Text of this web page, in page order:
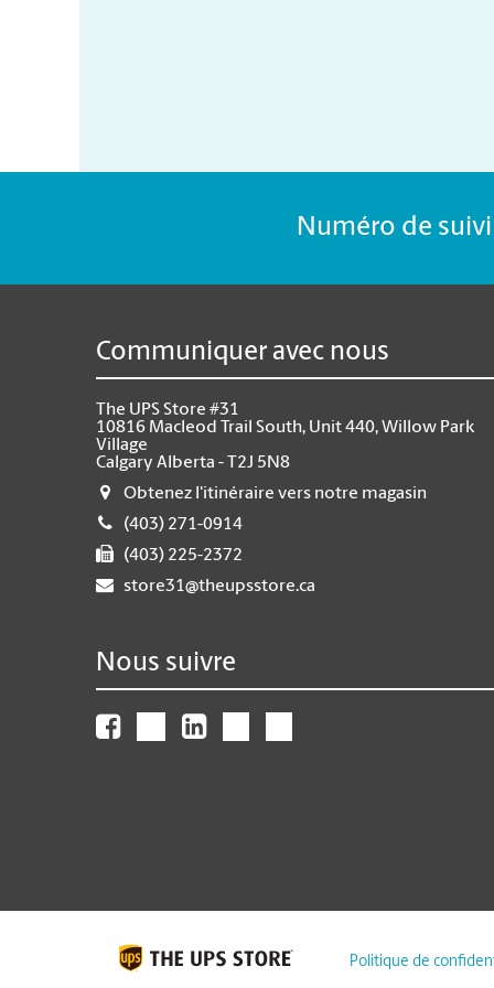
Numéro de suivi
Communiquer avec nous
The UPS Store #31
10816 Macleod Trail South, Unit 440, Willow Park
Village
Calgary Alberta - T2J 5N8
Obtenez l'itinéraire vers notre magasin
(403) 271-0914
(403) 225-2372
store31@theupsstore.ca
Nous suivre
Politique de